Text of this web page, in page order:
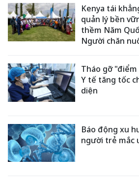
Kenya tái
quản lý bền
thềm Năm
Người chăn
Tháo gỡ
Y tế tăng tốc
diện
Báo động xu
người trẻ mắc